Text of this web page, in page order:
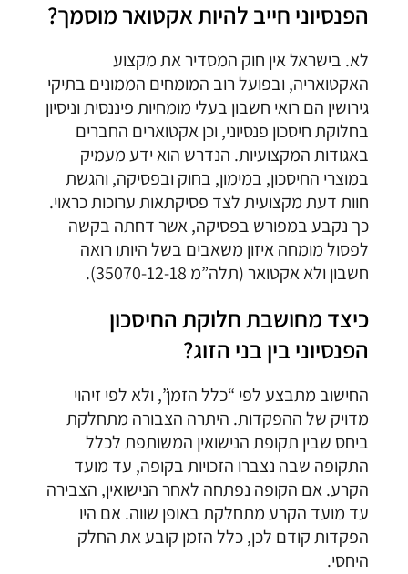
הפנסיוני חייב להיות אקטואר מוסמך?
לא. בישראל אין חוק המסדיר את מקצוע
האקטואריה, ובפועל רוב המומחים הממונים בתיקי
גירושין הם רואי חשבון בעלי מומחיות פיננסית וניסיון
בחלוקת חיסכון פנסיוני, וכן אקטוארים החברים
באגודות המקצועיות. הנדרש הוא ידע מעמיק
במוצרי החיסכון, במימון, בחוק ובפסיקה, והגשת
חוות דעת מקצועית לצד פסיקתאות ערוכות כראוי.
כך נקבע במפורש בפסיקה, אשר דחתה בקשה
לפסול מומחה איזון משאבים בשל היותו רואה
חשבון ולא אקטואר (תלה”מ 35070-12-18).
כיצד מחושבת חלוקת החיסכון
הפנסיוני בין בני הזוג?
החישוב מתבצע לפי “כלל הזמן”, ולא לפי זיהוי
מדויק של ההפקדות. היתרה הצבורה מתחלקת
ביחס שבין תקופת הנישואין המשותפת לכלל
התקופה שבה נצברו הזכויות בקופה, עד מועד
הקרע. אם הקופה נפתחה לאחר הנישואין, הצבירה
עד מועד הקרע מתחלקת באופן שווה. אם היו
הפקדות קודם לכן, כלל הזמן קובע את החלק
היחסי.